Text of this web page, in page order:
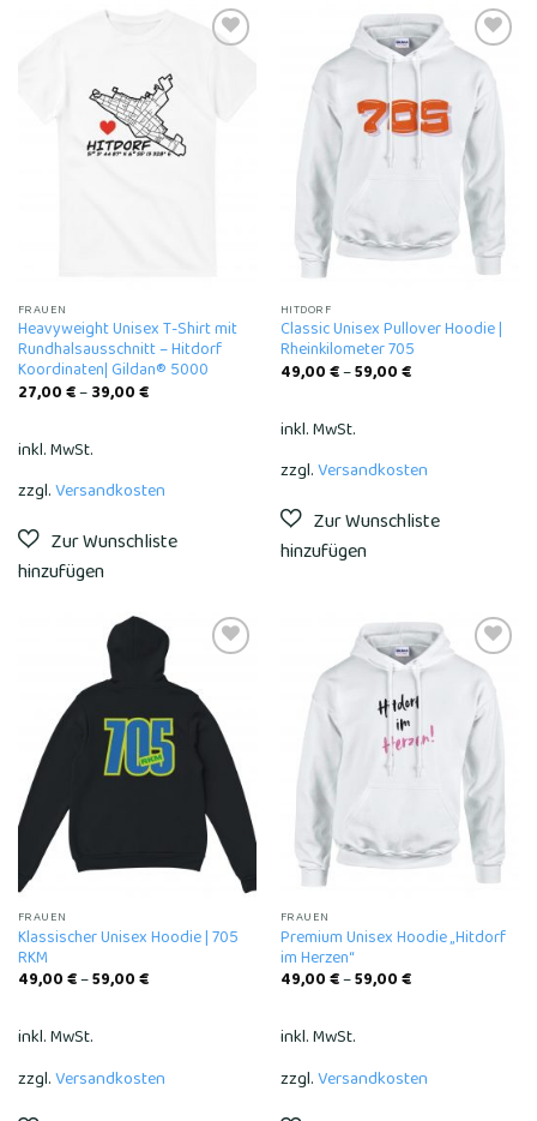
FRAUEN
Heavyweight Unisex T-Shirt mit
Rundhalsausschnitt – Hitdorf
Koordinaten| Gildan® 5000
27,00€–39,00€
inkl. MwSt.
zzgl.Versandkosten
Add to
wishlist
HITDORF
Classic Unisex Pullover Hoodie |
Rheinkilometer 705
49,00€–59,00€
inkl. MwSt.
zzgl.Versandkosten
Add to
wishlist
FRAUEN
Klassischer Unisex Hoodie | 705
RKM
49,00€–59,00€
inkl. MwSt.
zzgl.Versandkosten
Add to
wishlist
FRAUEN
Premium Unisex Hoodie „Hitdorf
im Herzen“
49,00€–59,00€
inkl. MwSt.
zzgl.Versandkosten